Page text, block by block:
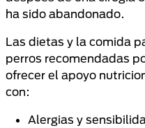
ha sido abandonado.
Las dietas y la comida
perros recomendadas
ofrecer el apoyo
con:
Alergias y